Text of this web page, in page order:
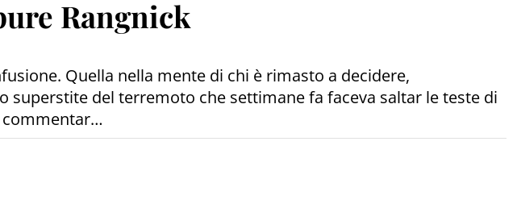
Rangnick
Quella nella mente di chi è rimasto a decidere,
del terremoto che settimane fa faceva saltar le teste di
commentar…